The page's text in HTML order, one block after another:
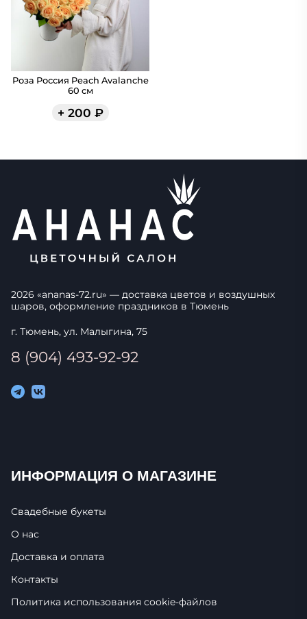
Роза Россия Peach Avalanche
60 см
+ 200 ₽
2026 «ananas-72.ru» — доставка цветов и воздушных
шаров, оформление праздников в Тюмень
г. Тюмень, ул. Малыгина, 75
8 (904) 493-92-92
ИНФОРМАЦИЯ О МАГАЗИНЕ
Свадебные букеты
О нас
Доставка и оплата
Контакты
Политика использования cookie-фaйлoв